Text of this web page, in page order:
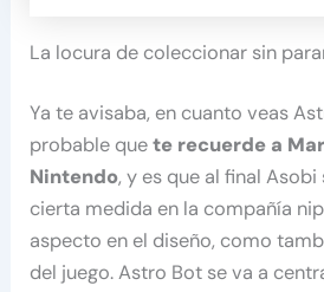
La locura de coleccionar sin
Ya te avisaba, en cuanto veas
probable quete recuerde a
Nintendo, y es que al final
cierta medida en la compañía
aspecto en el diseño, como
del juego. Astro Bot se va a